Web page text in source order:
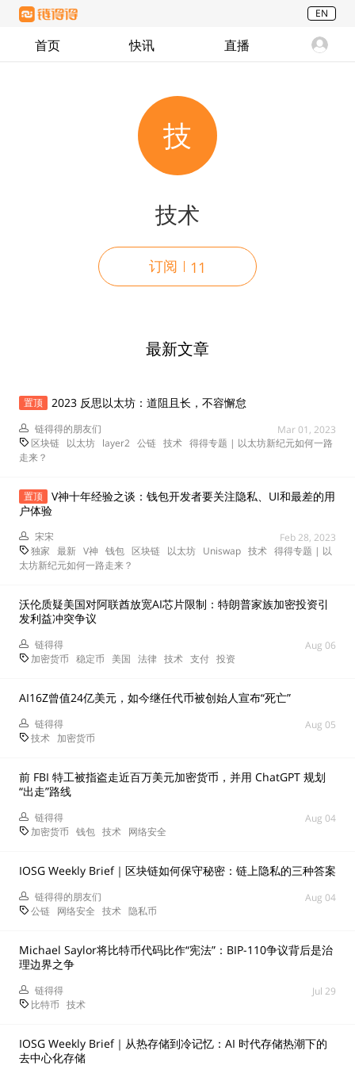
EN
首页 快讯 直播
技
技术
订阅 11
最新文章
置顶 2023 反思以太坊：道阻且长，不容懈怠
链得得的朋友们
Mar 01, 2023
区块链 以太坊 layer2 公链 技术 得得专题 | 以太坊新纪元如何一路
走来？
置顶
V神十年经验之谈：钱包开发者要关注隐私、UI和最差的用
户体验
宋宋
Feb 28, 2023
独家 最新 V神 钱包 区块链 以太坊 Uniswap 技术 得得专题 | 以
太坊新纪元如何一路走来？
沃伦质疑美国对阿联酋放宽AI芯片限制：特朗普家族加密投资引
发利益冲突争议
链得得
Aug 06
加密货币 稳定币 美国 法律 技术 支付 投资
AI16Z曾值24亿美元，如今继任代币被创始人宣布“死亡”
链得得
Aug 05
技术 加密货币
前 FBI 特工被指盗走近百万美元加密货币，并用 ChatGPT 规划
“出走”路线
链得得
Aug 04
加密货币 钱包 技术 网络安全
IOSG Weekly Brief｜区块链如何保守秘密：链上隐私的三种答案
链得得的朋友们
Aug 04
公链 网络安全 技术 隐私币
Michael Saylor将比特币代码比作“宪法”：BIP-110争议背后是治
理边界之争
链得得
Jul 29
比特币 技术
IOSG Weekly Brief｜从热存储到冷记忆：AI 时代存储热潮下的
去中心化存储